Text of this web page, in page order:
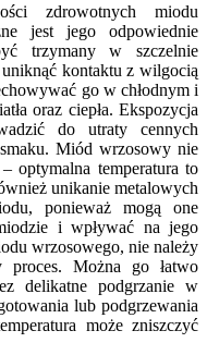
zdrowotnych miodu
jest jego odpowiednie
trzymany w szczelnie
kontaktu z wilgocią
go w chłodnym i
oraz ciepła. Ekspozycja
do utraty cennych
Miód wrzosowy nie
optymalna temperatura to
unikanie metalowych
ponieważ mogą one
i wpływać na jego
wrzosowego, nie należy
Można go łatwo
delikatne podgrzanie w
lub podgrzewania
może zniszczyć